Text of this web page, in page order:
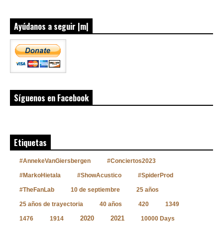
Ayúdanos a seguir |m|
Síguenos en Facebook
Etiquetas
#AnnekeVanGiersbergen #Conciertos2023
#MarkoHietala #ShowAcustico #SpiderProd
#TheFanLab 10 de septiembre 25 años
25 años de trayectoria 40 años 420 1349
1476 1914 2020 2021 10000 Days